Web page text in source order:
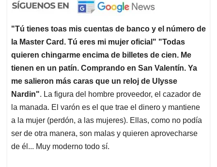
"Tú tienes toas mis cuentas de banco y el número de
la Master Card. Tú eres mi mujer oficial" "Todas
quieren chingarme encima de billetes de cien. Me
tienen en un patín. Comprando en San Valentín. Ya
me salieron más caras que un reloj de Ulysse
Nardin". La figura del hombre proveedor, el cazador de
la manada. El varón es el que trae el dinero y mantiene
a la mujer (perdón, a las mujeres). Ellas, como no podía
ser de otra manera, son malas y quieren aprovecharse
de él... Muy moderno todo sí.